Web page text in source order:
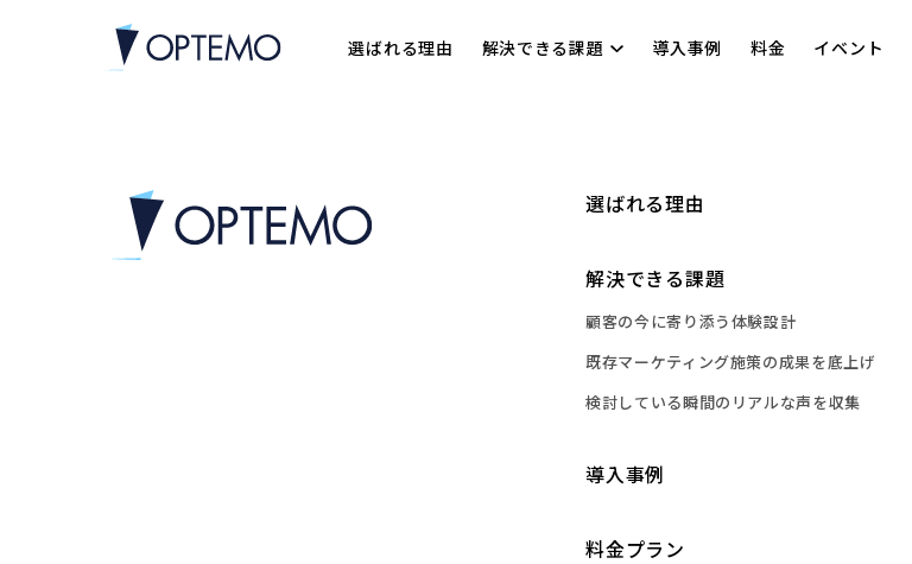
選ばれる理由 解決できる課題 導入事例 料金 イベント
選ばれる理由
解決できる課題
顧客の今に寄り添う体験設計
既存マーケティング施策の成果を底上げ
検討している瞬間のリアルな声を収集
導入事例
料金プラン